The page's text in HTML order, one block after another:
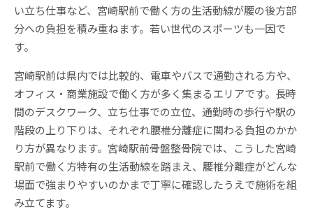
い立ち仕事など、宮崎駅前で働く方の生活動線が腰の後方部
分への負担を積み重ねます。若い世代のスポーツも一因で
す。
宮崎駅前は県内では比較的、電車やバスで通勤される方や、
オフィス・商業施設で働く方が多く集まるエリアです。長時
間のデスクワーク、立ち仕事での立位、通勤時の歩行や駅の
階段の上り下りは、それぞれ腰椎分離症に関わる負担のかか
り方が異なります。宮崎駅前骨盤整骨院では、こうした宮崎
駅前で働く方特有の生活動線を踏まえ、腰椎分離症がどんな
場面で強まりやすいのかまで丁寧に確認したうえで施術を組
み立てます。